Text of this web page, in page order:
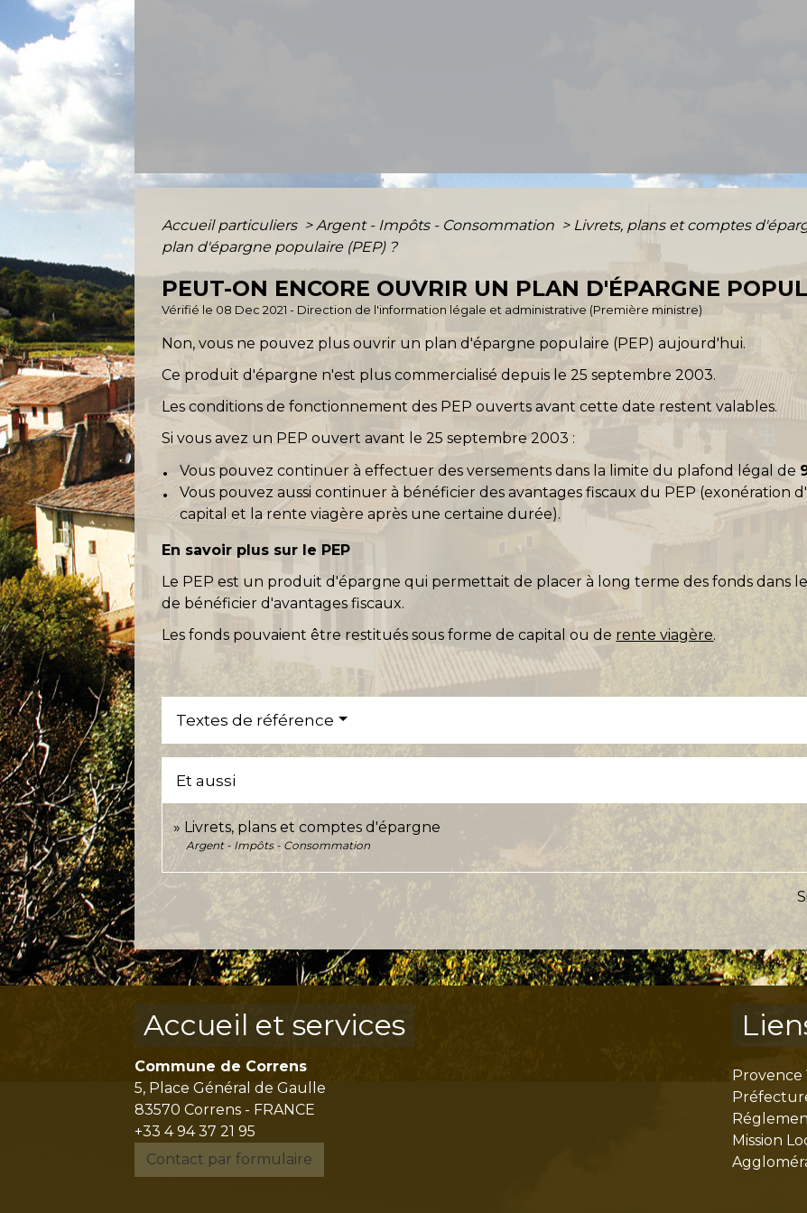
Accueil particuliers > Argent - Impôts - Consommation > Livrets, plans et comptes
plan d'épargne populaire (PEP) ?
PEUT-ON ENCORE OUVRIR UN PLAN D'ÉPARGNE
Vérifié le 08 Dec 2021 - Direction de l'information légale et administrative (Première ministre)
Non, vous ne pouvez plus ouvrir un plan d'épargne populaire (PEP) aujourd'hui.
Ce produit d'épargne n'est plus commercialisé depuis le 25 septembre 2003.
Les conditions de fonctionnement des PEP ouverts avant cette date restent valables.
Si vous avez un PEP ouvert avant le 25 septembre 2003 :
Vous pouvez continuer à effectuer des versements dans la limite du plafond légal de
Vous pouvez aussi continuer à bénéficier des avantages fiscaux du PEP (exonération
capital et la rente viagère après une certaine durée).
En savoir plus sur le PEP
Le PEP est un produit d'épargne qui permettait de placer à long terme des fonds dans
de bénéficier d'avantages fiscaux.
Les fonds pouvaient être restitués sous forme de capital ou de rente viagère.
Textes de référence
Et aussi
Livrets, plans et comptes d'épargne
Argent - Impôts - Consommation
Accueil et services
Commune de Correns
5, Place Général de Gaulle
83570 Correns - FRANCE
+33 4 94 37 21 95
Contact par formulaire
Provence
Mission